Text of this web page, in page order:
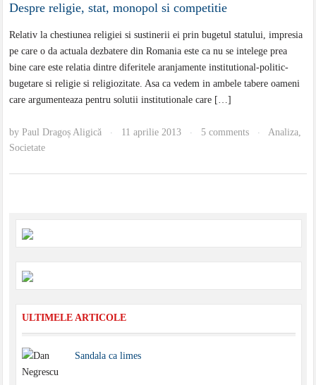
Despre religie, stat, monopol si competitie
Relativ la chestiunea religiei si sustinerii ei prin bugetul statului, impresia
pe care o da actuala dezbatere din Romania este ca nu se intelege prea
bine care este relatia dintre diferitele aranjamente institutional-politic-
bugetare si religie si religiozitate. Asa ca vedem in ambele tabere oameni
care argumenteaza pentru solutii institutionale care […]
byPaul Dragoș Aligică · 11 aprilie 2013 · 5 comments · Analiza,
Societate
ULTIMELE ARTICOLE
Sandala ca limes